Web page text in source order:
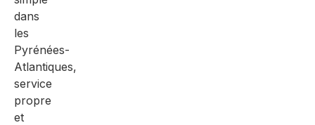
dans
les
Pyrénées-
Atlantiques,
service
propre
et